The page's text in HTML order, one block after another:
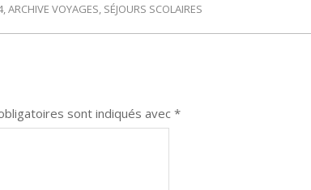
,ARCHIVE VOYAGES, SÉJOURS SCOLAIRES
sont indiqués avec*